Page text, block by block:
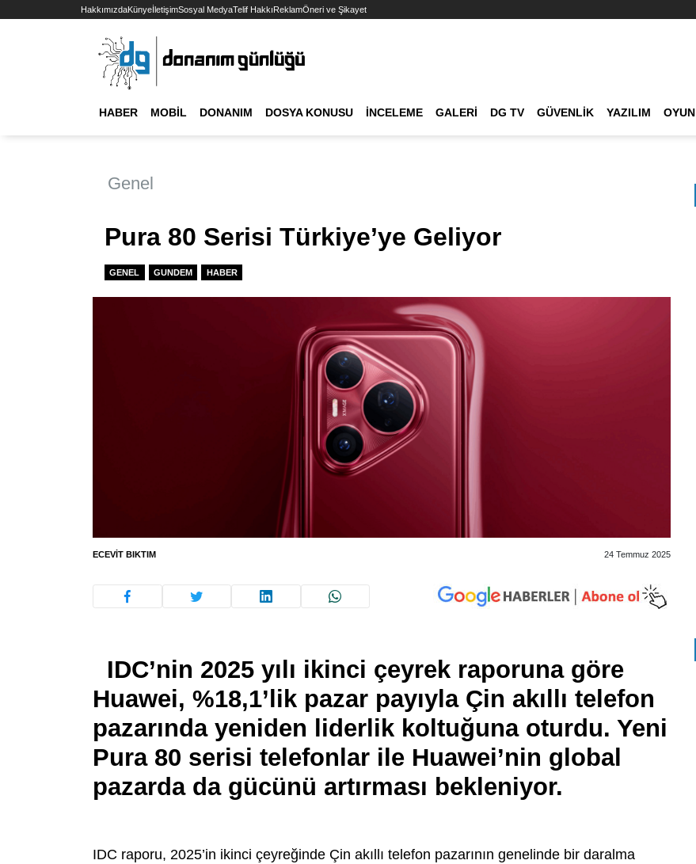
HakkımızdaKünyeİletişimSosyal MedyaTelif HakkıReklamÖneri ve Şikayet
HABER MOBIL DONANIM DOSYA KONUSU İNCELEME GALERI DG TV GÜVENLIK YAZILIM OYUN
Genel
Pura 80 Serisi Türkiye’ye Geliyor
GENEL GUNDEM HABER
ECEVIT BIKTIM 24 Temmuz 2025
IDC’nin 2025 yılı ikinci çeyrek raporuna göre
Huawei, %18,1’lik pazar payıyla Çin akıllı telefon
pazarında yeniden liderlik koltuğuna oturdu. Yeni
Pura 80 serisi telefonlar ile Huawei’nin global
pazarda da gücünü artırması bekleniyor.
IDC raporu, 2025’in ikinci çeyreğinde Çin akıllı telefon pazarının genelinde bir daralma